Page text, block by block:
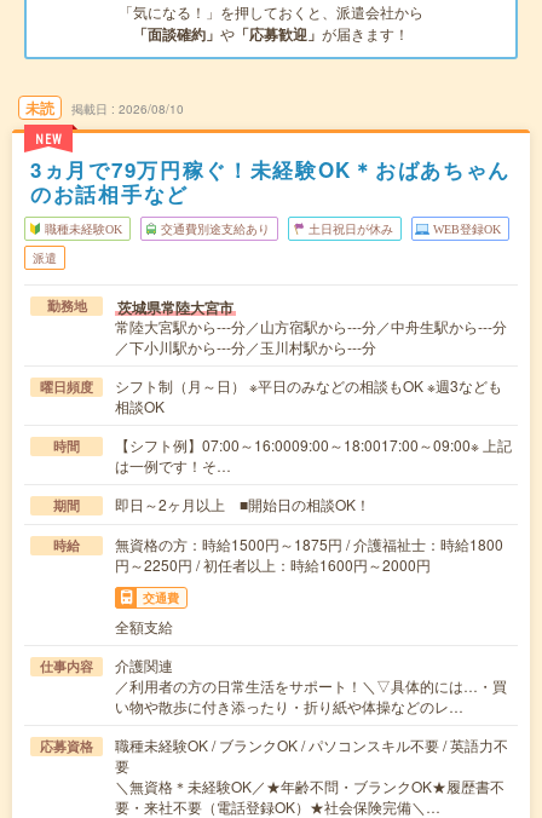
「気になる！」を押しておくと、派遣会社から
「面談確約」 や 「応募歓迎」 が届きます！
未読
NEW
掲載日 2026/08/10
3ヵ月で79万円稼ぐ！未経験OK＊おばあちゃん
のお話相手など
職種未経験OK 交通費別途支給あり 土日祝日が休み WEB登録OK
派遣
勤務地 茨城県常陸大宮市
常陸大宮駅から---分／山方宿駅から---分／中舟生駅から---分
／下小川駅から---分／玉川村駅から---分
曜日頻度
シフト制（月～日） ※平日のみなどの相談もOK ※週3なども
相談OK
時間
【シフト例】07:00～16:0009:00～18:0017:00～09:00※ 上記
は一例です！そ…
期間 即日～2ヶ月以上 ■開始日の相談OK！
時給
無資格の方：時給1500円～1875円 / 介護福祉士：時給1800
円～2250円 / 初任者以上：時給1600円～2000円
交通費
全額支給
仕事内容
介護関連
／利用者の方の日常生活をサポート！＼▽具体的には…・買
い物や散歩に付き添ったり・折り紙や体操などのレ…
応募資格
職種未経験OK / ブランクOK / パソコンスキル不要 / 英語力不
要
＼無資格＊未経験OK／★年齢不問・ブランクOK★履歴書不
要・来社不要（電話登録OK）★社会保険完備＼…